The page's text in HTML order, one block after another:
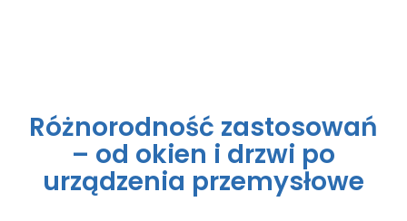
Różnorodność zastosowań
– od okien i drzwi po
urządzenia przemysłowe